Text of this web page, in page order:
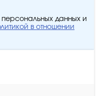
данных и
в отношении